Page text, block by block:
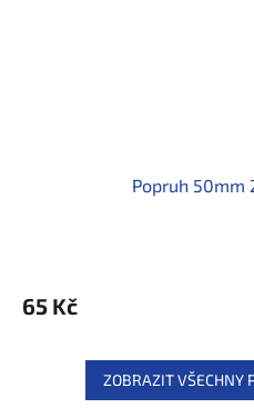
Popruh 50mm
65 Kč
ZOBRAZIT VŠECHNY